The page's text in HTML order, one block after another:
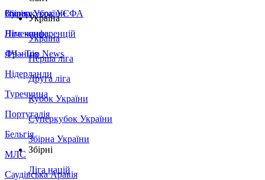
Збірна України
Італія
Німеччина
Франція
Нідерланди
Туреччина
Португалія
Бельгія
МЛС
Саудівська Аравія
Суперкубок УЄФА
Ліга конференцій
ЛЧ - Top News
Україна
Україна
Перша ліга
Друга ліга
Кубок України
Суперкубок України
Збірна України
Збірні
Ліга націй